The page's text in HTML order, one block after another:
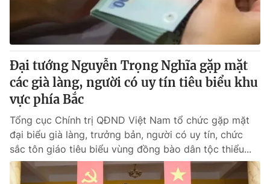
Đại tướng Nguyễn Trọng Nghĩa gặp mặt
các già làng, người có uy tín tiêu biểu khu
vực phía Bắc
Tổng cục Chính trị QĐND Việt Nam tổ chức gặp mặt
đại biểu già làng, trưởng bản, người có uy tín, chức
sắc tôn giáo tiêu biểu vùng đồng bào dân tộc thiểu...